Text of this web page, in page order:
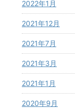
2022年1月
2021年12月
2021年7月
2021年3月
2021年1月
2020年9月